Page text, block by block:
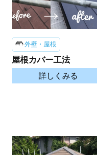
外壁・屋根
屋根カバー工法
詳しくみる